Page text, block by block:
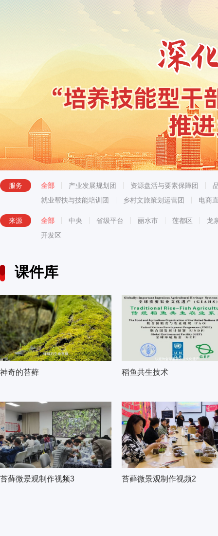
服务 全部 产业发展规划团 资源盘活与要素保障团
就业帮扶与技能培训团
乡村文旅策划运营团 电商
来源 全部 中央 省级平台 丽水市 莲都区
龙
开发区
课件库
神奇的苔藓 稻鱼共生技术
苔藓微景观制作视频3 苔藓微景观制作视频2